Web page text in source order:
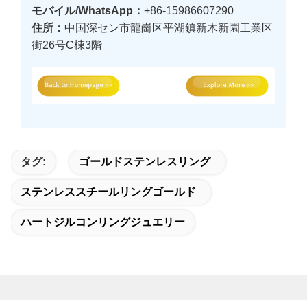
モバイル/WhatsApp： +86-15986607290
住所： 中国深セン市龍崗区平湖鎮新木新園工業区
街26号C棟3階
タグ: ゴールドステンレスリング
ステンレススチールリングゴールド
ハートジルコンリングジュエリー